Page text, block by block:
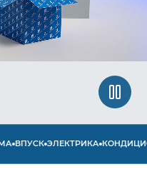
ВПУСК ЭЛЕКТРИКА